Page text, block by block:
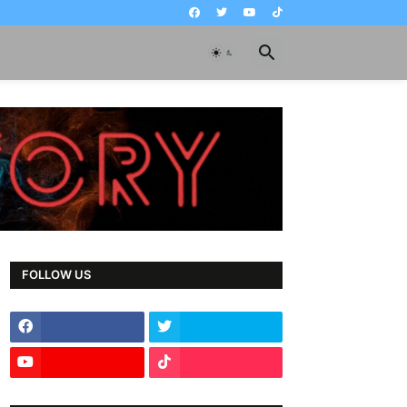
FOLLOW US